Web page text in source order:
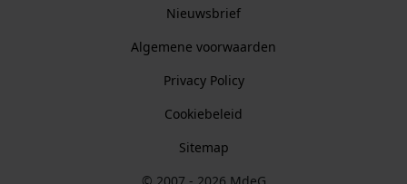
Nieuwsbrief
Algemene voorwaarden
Privacy Policy
Cookiebeleid
Sitemap